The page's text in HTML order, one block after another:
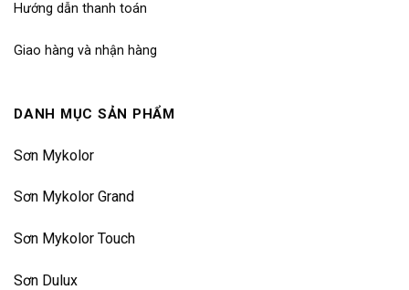
Hướng dẫn thanh toán
Giao hàng và nhận hàng
DANH MỤC SẢN PHẨM
Sơn Mykolor
Sơn Mykolor Grand
Sơn Mykolor Touch
Sơn Dulux